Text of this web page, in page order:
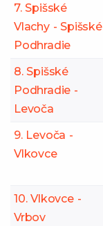
7. Spišské
Vlachy - Spišské
Podhradie
8. Spišské
Podhradie -
Levoča
9. Levoča -
Vlkovce
10. Vlkovce -
Vrbov